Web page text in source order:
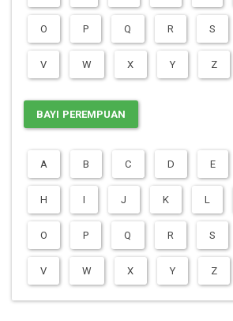
O P Q R S
V W X Y Z
BAYI PEREMPUAN
A B C D E
H I J K L
O P Q R S
V W X Y Z